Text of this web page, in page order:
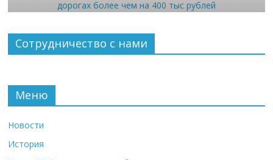
Сотрудничество с нами
Меню
Новости
История